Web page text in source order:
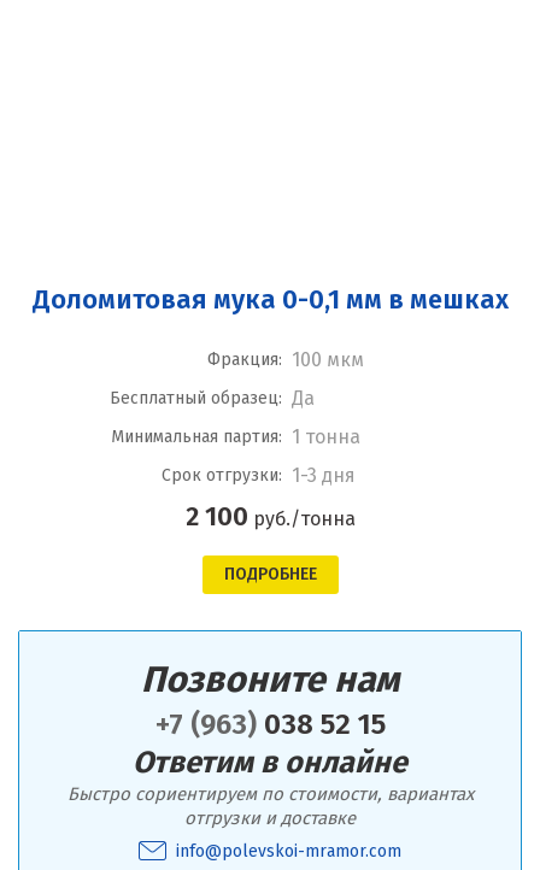
Доломитовая мука 0-0,1 мм в мешках
Фракция: 100 мкм
Бесплатный образец: Да
Минимальная партия: 1 тонна
Срок отгрузки: 1-3 дня
2 100 руб./тонна
ПОДРОБНЕЕ
Позвоните нам
+7 (963)038 52 15
Ответим в онлайне
Быстро сориентируем по стоимости, вариантах
отгрузки и доставке
info@polevskoi-mramor.com